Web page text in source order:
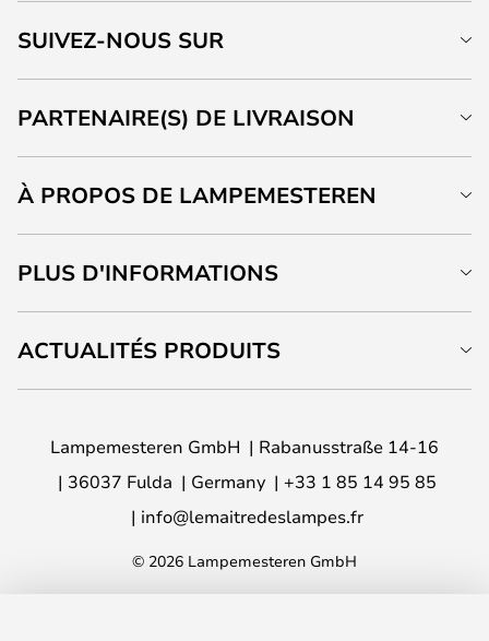
SUIVEZ-NOUS SUR
PARTENAIRE(S) DE LIVRAISON
À PROPOS DE LAMPEMESTEREN
PLUS D'INFORMATIONS
ACTUALITÉS PRODUITS
Lampemesteren GmbH
Rabanusstraße 14-16
36037 Fulda
Germany
+33 1 85 14 95 85
info@lemaitredeslampes.fr
© 2026 Lampemesteren GmbH